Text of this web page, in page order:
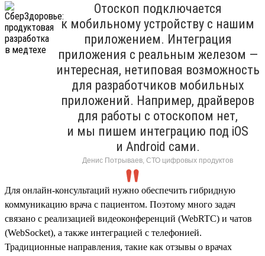
Отоскоп подключается
к мобильному устройству с нашим
приложением. Интеграция
приложения с реальным железом —
интересная, нетиповая возможность
для разработчиков мобильных
приложений. Например, драйверов
для работы с отоскопом нет,
и мы пишем интеграцию под iOS
и Android сами.
Денис Потрываев, СТО цифровых продуктов
Для онлайн-консультаций нужно обеспечить гибридную
коммуникацию врача с пациентом. Поэтому много задач
связано с реализацией видеоконференций (WebRTC) и чатов
(WebSocket), а также интеграцией с телефонией.
Традиционные направления, такие как отзывы о врачах